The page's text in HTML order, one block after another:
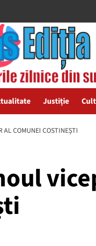
Justiție
AL COMUNEI COSTINEȘTI